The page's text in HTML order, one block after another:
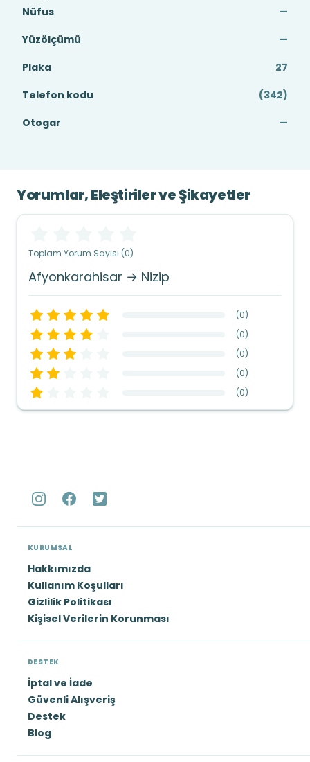
Nüfus
—
Yüzölçümü
—
Plaka
27
Telefon kodu
(342)
Otogar
—
Yorumlar, Eleştiriler ve Şikayetler
Toplam Yorum Sayısı (0)
Afyonkarahisar → Nizip
(0)
(0)
(0)
(0)
(0)
KURUMSAL
Hakkımızda
Kullanım Koşulları
Gizlilik Politikası
Kişisel Verilerin Korunması
DESTEK
İptal ve İade
Güvenli Alışveriş
Destek
Blog